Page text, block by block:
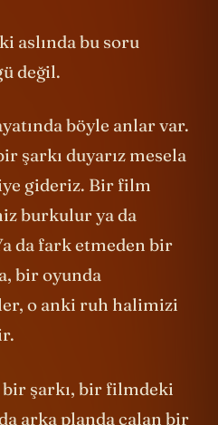
aslında bu soru
değil.
böyle anlar var.
şarkı duyarız mesela
gideriz. Bir film
burkulur ya da
da fark etmeden bir
bir oyunda
o anki ruh halimizi
bir şarkı, bir filmdeki
arka planda çalan bir